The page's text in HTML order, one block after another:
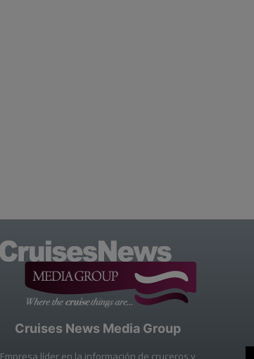
Cruises News Media Group
Empresa líder en la información de cruceros y